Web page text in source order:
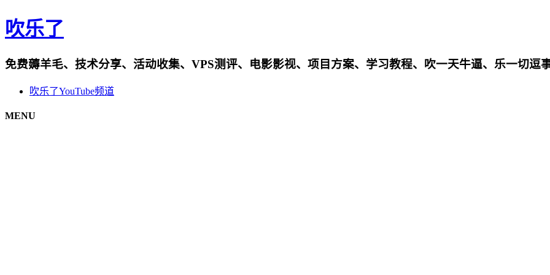
吹乐了
免费薅羊毛、技术分享、活动收集、VPS测评、电影影视、项目方案、学习教程、吹一天牛逼、乐一切逗
吹乐了YouTube频道
MENU